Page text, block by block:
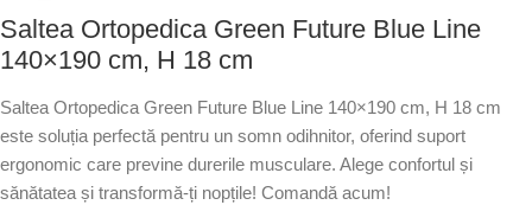
Saltea Ortopedica Green Future Blue Line
140×190 cm, H 18 cm
Saltea Ortopedica Green Future Blue Line 140×190 cm, H 18 cm
este soluția perfectă pentru un somn odihnitor, oferind suport
ergonomic care previne durerile musculare. Alege confortul și
sănătatea și transformă-ți nopțile! Comandă acum!